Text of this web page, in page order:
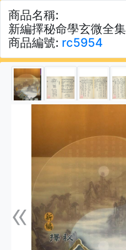
商品名稱:
新編擇秘命學玄微全集
商品編號: rc5954
«上一張